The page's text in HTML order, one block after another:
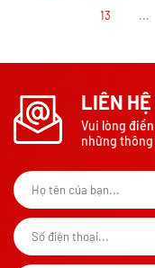
13 ...
LIÊN HỆ
Vui lòng
những